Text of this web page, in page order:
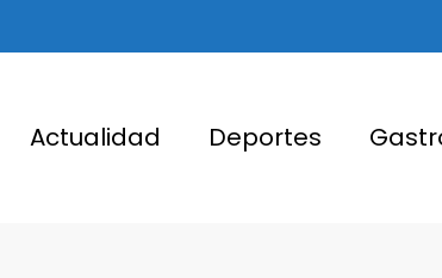
Actualidad Deportes